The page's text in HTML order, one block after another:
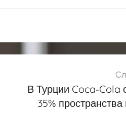
В Турции Coca‑Cola
35%